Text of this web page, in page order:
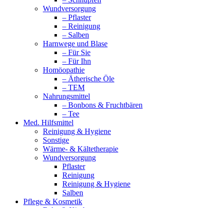
Wundversorgung
– Pflaster
– Reinigung
– Salben
Harnwege und Blase
– Für Sie
– Für Ihn
Homöopathie
– Ätherische Öle
– TEM
Nahrungsmittel
– Bonbons & Fruchtbären
– Tee
Med. Hilfsmittel
Reinigung & Hygiene
Sonstige
Wärme- & Kältetherapie
Wundversorgung
Pflaster
Reinigung
Reinigung & Hygiene
Salben
Pflege & Kosmetik